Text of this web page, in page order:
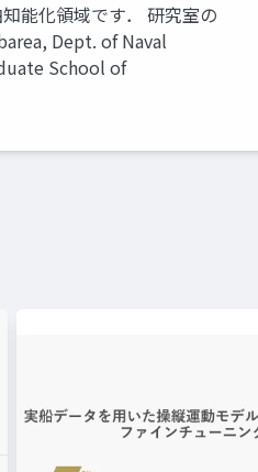
化領域です． 研究室の
Dept. of Naval
School of